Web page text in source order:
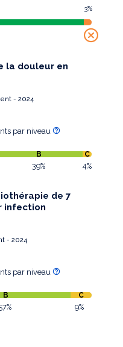
3%
la douleur en
- 2024
par niveau
B C
39% 4%
de 7
infection
- 2024
par niveau
B C
9%